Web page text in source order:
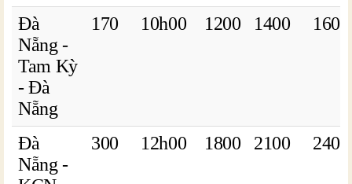
Đà
Nẵng -
Tam Kỳ
- Đà
Nẵng
170 10h00 1200 1400 1600
Đà
Nẵng -
300 12h00 1800 2100 2400